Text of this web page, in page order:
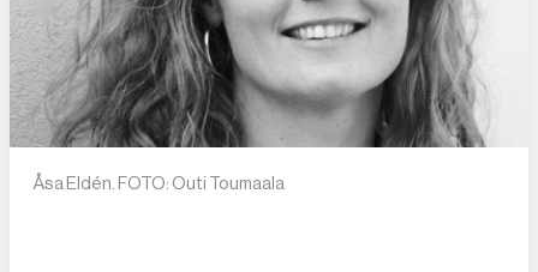
Åsa Eldén. FOTO: Outi Toumaala